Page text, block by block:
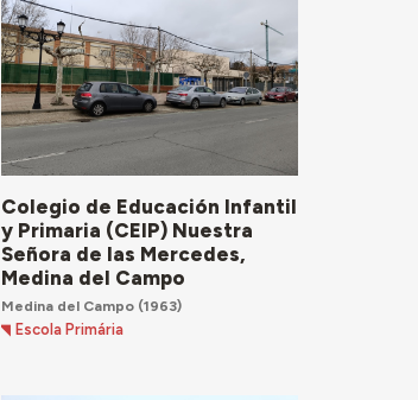
Colegio de Educación Infantil
y Primaria (CEIP) Nuestra
Señora de las Mercedes,
Medina del Campo
Medina del Campo(1963)
Escola Primária